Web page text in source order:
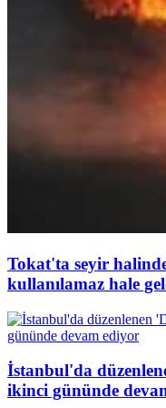
Tokat'ta seyir
kullanılamaz hale
İstanbul'da
ikinci gününde